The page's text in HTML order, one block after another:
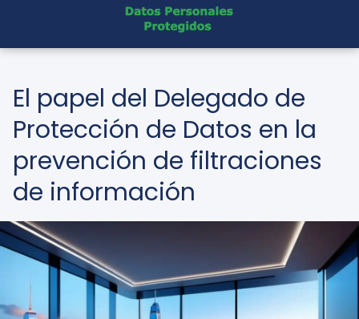
El papel del Delegado de
Protección de Datos en la
prevención de filtraciones
de información